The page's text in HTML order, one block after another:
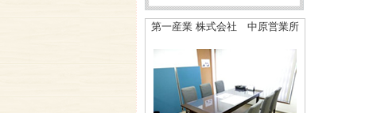
第一産業 株式会社 中原営業所